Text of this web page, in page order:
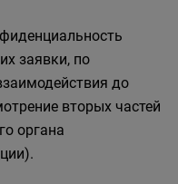
заявки, по
до
вторых частей
органа